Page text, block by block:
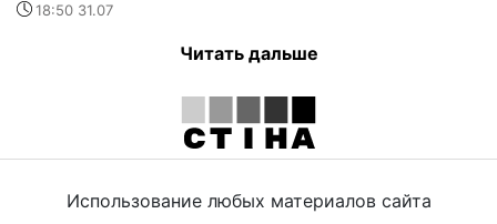
18:50 31.07
Читать дальше
Использование любых материалов сайта